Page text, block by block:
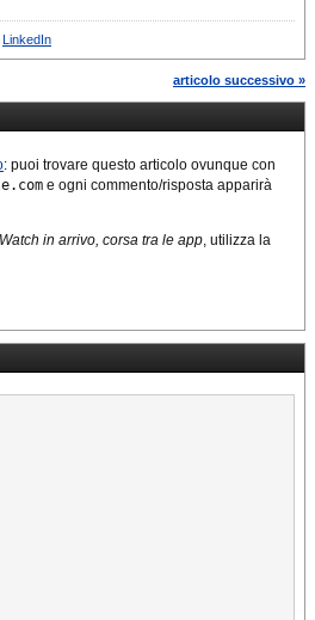
LinkedIn
articolo successivo »
: puoi trovare questo articolo ovunque con
e ogni commento/risposta apparirà
in arrivo, corsa tra le app, utilizza la